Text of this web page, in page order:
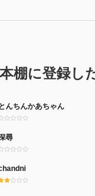
棚に登録し
とんちんかあちゃん
尋